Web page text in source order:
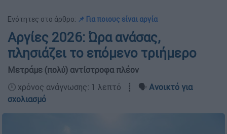
Ενότητες στο άρθρο: 📌 Για ποιους είναι αργία
Αργίες 2026: Ώρα ανάσας,
πλησιάζει το επόμενο τριήμερο
Μετράμε (πολύ) αντίστροφα πλέον
🕛 χρόνος ανάγνωσης: 1 λεπτό ┋ 🗣️ Ανοικτό για
σχολιασμό